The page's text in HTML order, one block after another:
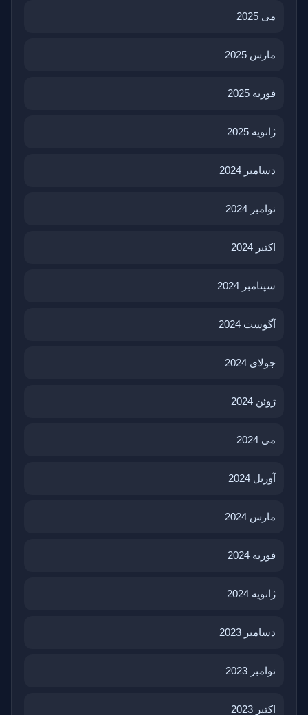
می 2025
مارس 2025
فوریه 2025
ژانویه 2025
دسامبر 2024
نوامبر 2024
اکتبر 2024
سپتامبر 2024
آگوست 2024
جولای 2024
ژوئن 2024
می 2024
آوریل 2024
مارس 2024
فوریه 2024
ژانویه 2024
دسامبر 2023
نوامبر 2023
اکتبر 2023